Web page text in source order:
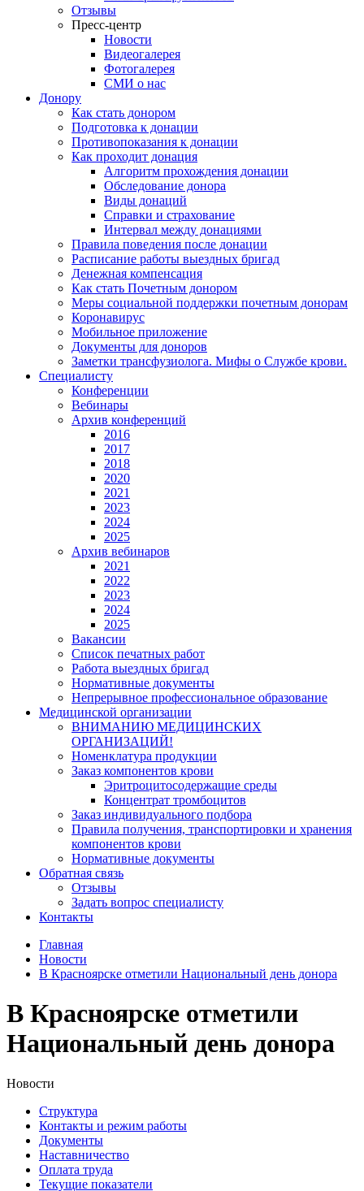
Отзывы
Пресс-центр
Новости
Видеогалерея
Фотогалерея
СМИ о нас
Донору
Как стать донором
Подготовка к донации
Противопоказания к донации
Как проходит донация
Алгоритм прохождения донации
Обследование донора
Виды донаций
Справки и страхование
Интервал между донациями
Правила поведения после донации
Расписание работы выездных бригад
Денежная компенсация
Как стать Почетным донором
Меры социальной поддержки почетным донорам
Коронавирус
Мобильное приложение
Документы для доноров
Заметки трансфузиолога. Мифы о Службе крови.
Специалисту
Конференции
Вебинары
Архив конференций
2016
2017
2018
2020
2021
2023
2024
2025
Архив вебинаров
2021
2022
2023
2024
2025
Вакансии
Список печатных работ
Работа выездных бригад
Нормативные документы
Непрерывное профессиональное образование
Медицинской организации
ВНИМАНИЮ МЕДИЦИНСКИХ
ОРГАНИЗАЦИЙ!
Номенклатура продукции
Заказ компонентов крови
Эритроцитосодержащие среды
Концентрат тромбоцитов
Заказ индивидуального подбора
Правила получения, транспортировки и хранения
компонентов крови
Нормативные документы
Обратная связь
Отзывы
Задать вопрос специалисту
Контакты
Главная
Новости
В Красноярске отметили Национальный день донора
В Красноярске отметили
Национальный день донора
Новости
Структура
Контакты и режим работы
Документы
Наставничество
Оплата труда
Текущие показатели